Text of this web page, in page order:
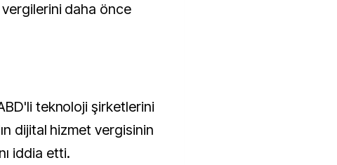
vergilerini daha önce
teknoloji şirketlerini
dijital hizmet vergisinin
iddia etti.